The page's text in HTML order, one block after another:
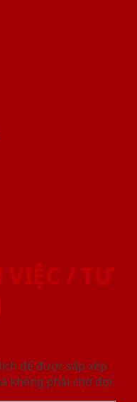
/ TƯ
để được sắp xếp
không phải chờ đợi.